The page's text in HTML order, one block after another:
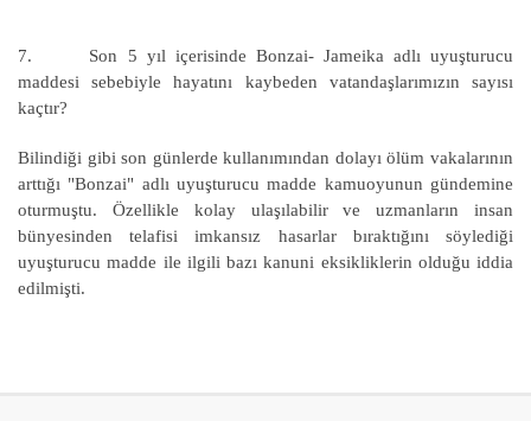
7. Son 5 yıl içerisinde Bonzai- Jameika adlı uyuşturucu
maddesi sebebiyle hayatını kaybeden vatandaşlarımızın sayısı
kaçtır?
Bilindiği gibi son günlerde kullanımından dolayı ölüm vakalarının
arttığı "Bonzai" adlı uyuşturucu madde kamuoyunun gündemine
oturmuştu. Özellikle kolay ulaşılabilir ve uzmanların insan
bünyesinden telafisi imkansız hasarlar bıraktığını söylediği
uyuşturucu madde ile ilgili bazı kanuni eksikliklerin olduğu iddia
edilmişti.